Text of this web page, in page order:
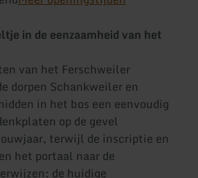
in de eenzaamheid van het
van het Ferschweiler
dorpen Schankweiler en
in het bos een eenvoudig
op de gevel
terwijl de inscriptie en
het portaal naar de
de huidige